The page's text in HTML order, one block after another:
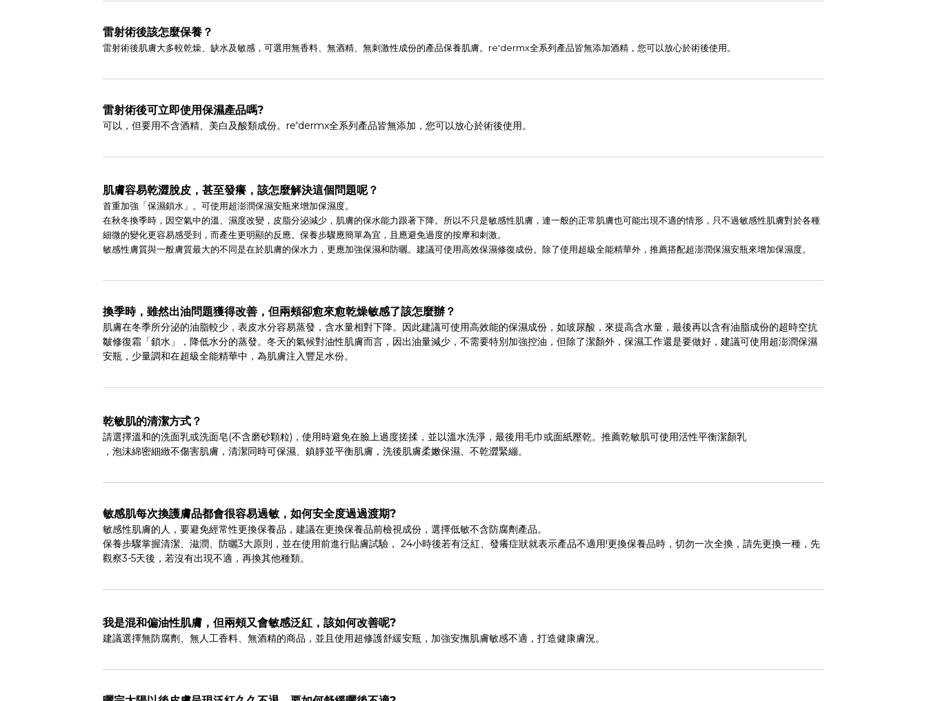
雷射術後該怎麼保養？
雷射術後肌膚大多較乾燥、缺水及敏感，可選用無香料、無酒精、無刺激性成份的產品保養肌膚。re'dermx全系列產品皆無添加酒精，您可以放心於術後使用。
雷射術後可立即使用保濕產品嗎?
可以，但要用不含酒精、美白及酸類成份。re'dermx全系列產品皆無添加，您可以放心於術後使用。
肌膚容易乾澀脫皮，甚至發癢，該怎麼解決這個問題呢？
首重加強「保濕鎖水」。可使用超澎潤保濕安瓶來增加保濕度。
在秋冬換季時，因空氣中的溫、濕度改變，皮脂分泌減少，肌膚的保水能力跟著下降。所以不只是敏感性肌膚，連一般的正常肌膚也可能出現不適的情形，只不過敏感性肌膚對於各種
細微的變化更容易感受到，而產生更明顯的反應。保養步驟應簡單為宜，且應避免過度的按摩和刺激。
敏感性膚質與一般膚質最大的不同是在於肌膚的保水力，更應加強保濕和防曬。建議可使用高效保濕修復成份。除了使用超級全能精華外，推薦搭配超澎潤保濕安瓶來增加保濕度。
換季時，雖然出油問題獲得改善，但兩頰卻愈來愈乾燥敏感了該怎麼辦？
肌膚在冬季所分泌的油脂較少，表皮水分容易蒸發，含水量相對下降。因此建議可使用高效能的保濕成份，如玻尿酸，來提高含水量，最後再以含有油脂成份的超時空抗
皺修復霜「鎖水」，降低水分的蒸發。冬天的氣候對油性肌膚而言，因出油量減少，不需要特別加強控油，但除了潔顏外，保濕工作還是要做好，建議可使用超澎潤保濕
安瓶，少量調和在超級全能精華中，為肌膚注入豐足水份。
乾敏肌的清潔方式？
請選擇溫和的洗面乳或洗面皂(不含磨砂顆粒)，使用時避免在臉上過度搓揉，並以溫水洗淨，最後用毛巾或面紙壓乾。推薦乾敏肌可使用活性平衡潔顏乳
，泡沫綿密細緻不傷害肌膚，清潔同時可保濕、鎮靜並平衡肌膚，洗後肌膚柔嫩保濕、不乾澀緊繃。
敏感肌每次換護膚品都會很容易過敏，如何安全度過過渡期?
敏感性肌膚的人，要避免經常性更換保養品，建議在更換保養品前檢視成份，選擇低敏不含防腐劑產品。
保養步驟掌握清潔、滋潤、防曬3大原則，並在使用前進行貼膚試驗， 24小時後若有泛紅、發癢症狀就表示產品不適用!更換保養品時，切勿一次全換，請先更換一種，先
觀察3-5天後，若沒有出現不適，再換其他種類。
我是混和偏油性肌膚，但兩頰又會敏感泛紅，該如何改善呢?
建議選擇無防腐劑、無人工香料、無酒精的商品，並且使用超修護舒緩安瓶，加強安撫肌膚敏感不適，打造健康膚況。